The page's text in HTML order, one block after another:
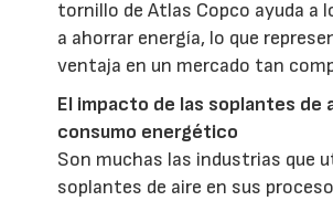
tornillo de Atlas Copco ayuda a
a ahorrar energía, lo que
ventaja en un mercado tan
El impacto de las soplantes de
consumo energético
Son muchas las industrias que
soplantes de aire en sus